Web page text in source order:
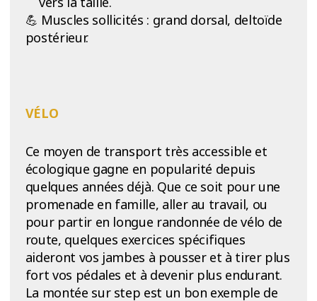
💪 Muscles sollicités : grand dorsal, deltoïde
postérieur.
VÉLO
Ce moyen de transport très accessible et
écologique gagne en popularité depuis
quelques années déjà. Que ce soit pour une
promenade en famille, aller au travail, ou
pour partir en longue randonnée de vélo de
route, quelques exercices spécifiques
aideront vos jambes à pousser et à tirer plus
fort vos pédales et à devenir plus endurant.
La montée sur step est un bon exemple de